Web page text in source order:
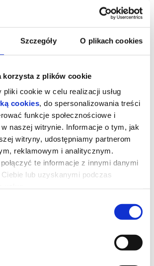
Szczegóły O plikach cookies
korzysta z plików cookie
cookie w celu realizacji usług
cookies, do spersonalizowania treści
funkcje społecznościowe i
naszej witrynie. Informacje o tym, jak
witryny, udostępniamy partnerom
reklamowym i analitycznym.
te informacje z innymi danymi
lub uzyskanymi podczas
nad "i". No chyba, że do niego wcale nie
przed ceremonią, na jaw wychodzi szokująca
przyszłej panny młodej, która stawia ją w